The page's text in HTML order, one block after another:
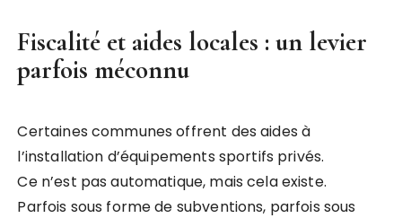
Fiscalité et aides locales : un levier
parfois méconnu
Certaines communes offrent des aides à
l’installation d’équipements sportifs privés.
Ce n’est pas automatique, mais cela existe.
Parfois sous forme de subventions, parfois sous